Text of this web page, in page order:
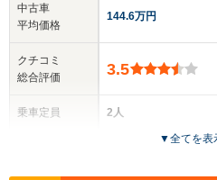
中古車
平均価格
クチコミ
総合評価
乗車定員
144.6万円
3.5
2人
▼全てを表